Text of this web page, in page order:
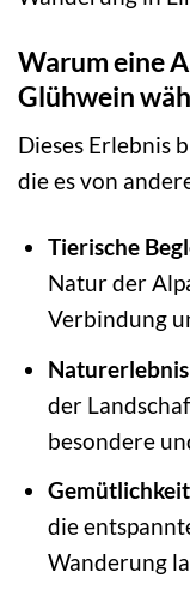
Warum eine
Glühwein
Dieses Erlebnis
die es von
Tierische
Natur der
Verbindung
der
besondere
die
Wanderung